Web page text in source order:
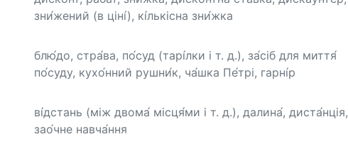
зни́жений (в ціні́), кі́лькісна зни́жка
блю́до, стра́ва, по́суд (тарі́лки і т. д.), за́сіб для миття́
по́суду, кухо́нний рушни́к, ча́шка Пе́трі, гарні́р
ві́дстань (між двома́ місця́ми і т. д.), далина́, диста́нція,
зао́чне навча́ння